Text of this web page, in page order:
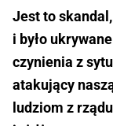
Jest to
i było
czynienia z
atakujący
ludziom z